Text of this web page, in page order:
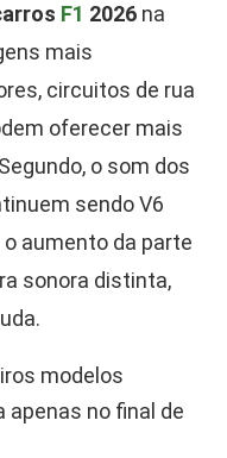
F1 2026 na
mais
circuitos de rua
oferecer mais
o som dos
sendo V6
o aumento da parte
sonora distinta,
modelos
apenas no final de